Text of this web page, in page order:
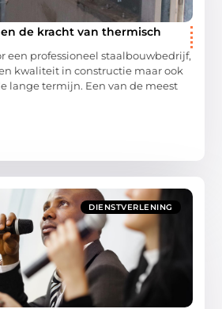
de kracht van thermisch
een professioneel staalbouwbedrijf,
kwaliteit in constructie maar ook
lange termijn. Een van de meest
DIENSTVERLENING